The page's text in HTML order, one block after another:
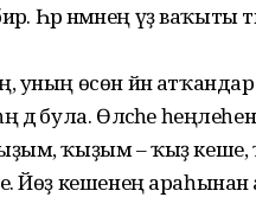
Һәр нәмәнең үҙ ваҡыты
уның өсөн йән атҡандар
дә була. Өләсәһе
ҡыҙым – ҡыҙ
Йөҙ кешенең